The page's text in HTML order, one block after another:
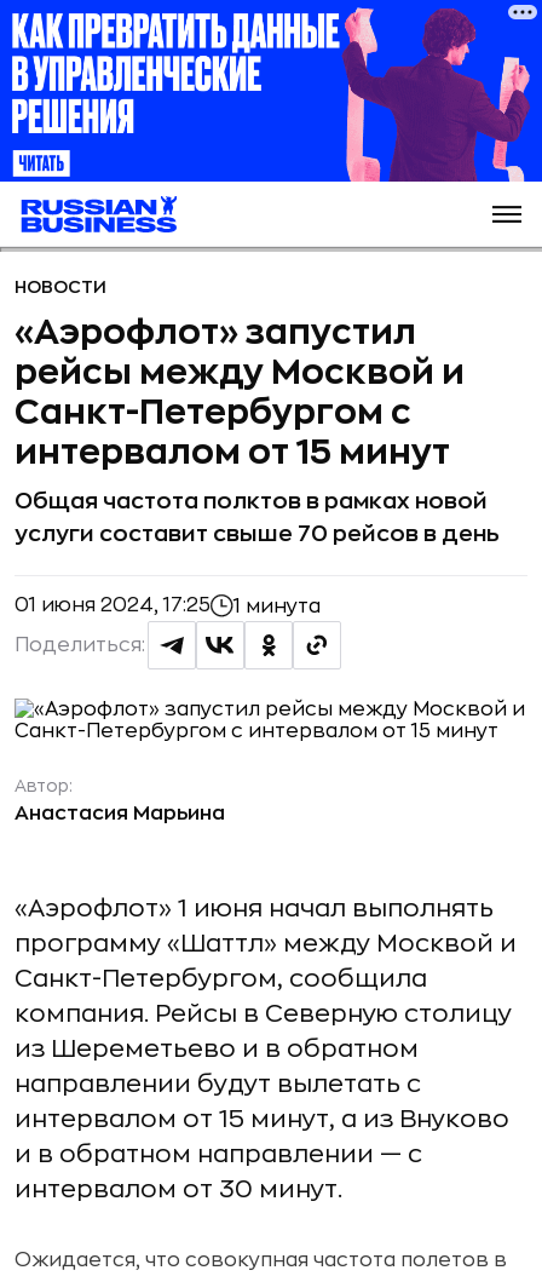
НОВОСТИ
«Аэрофлот» запустил
рейсы между Москвой и
Санкт-Петербургом с
интервалом от 15 минут
Общая частота полктов в рамках новой
услуги составит свыше 70 рейсов в день
01 июня 2024, 17:25 1 минута
Поделиться:
Автор:
Анастасия Марьина
«Аэрофлот» 1 июня начал выполнять
программу «Шаттл» между Москвой и
Санкт-Петербургом, сообщила
компания. Рейсы в Северную столицу
из Шереметьево и в обратном
направлении будут вылетать с
интервалом от 15 минут, а из Внуково
и в обратном направлении — с
интервалом от 30 минут.
Ожидается, что совокупная частота полетов в